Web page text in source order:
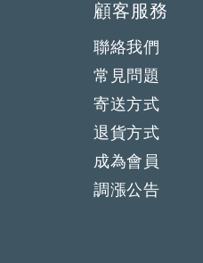
顧客服務
聯絡我們
常見問題
寄送方式
退貨方式
成為會員
調漲公告